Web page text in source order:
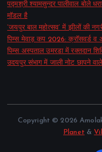
पद्मश्री श्यामसुन्दर पालीवाल बोले
मॉडल है
‘जयपुर बाल महोत्सव’ में झीलों की
पिम्स मेवाड़ कप 2026: क्रॉसवर्ड
पिम्स अस्पताल उमरडा में रक्तदान
उदयपुर संभाग में जाली नोट छापने
Copyright © 2026
Planet &